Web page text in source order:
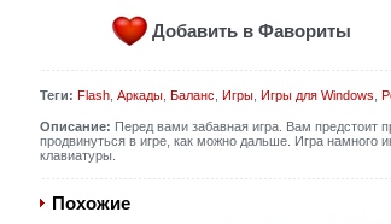
Добавить в Фавориты
Теги: Flash, Аркады, Баланс Игры, Игры для Windows
Описание: Перед вами забавная игра. Вам предстоит
продвинуться в игре, как можно дальше. Игра намного
клавиатуры.
Похожие